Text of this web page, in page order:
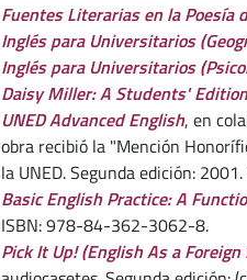
Fuentes Literarias en la Poesía
Inglés para Universitarios
Inglés para Universitarios
Daisy Miller: A Students' Edition
UNED Advanced English, en
obra recibió la "Mención
la UNED. Segunda edición:
Basic English Practice: A
ISBN: 978-84-362-3062-8.
Pick It Up! (English As a Foreign